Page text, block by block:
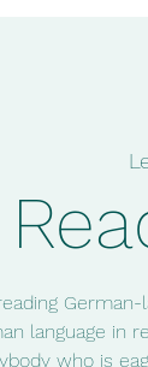
language in
who is